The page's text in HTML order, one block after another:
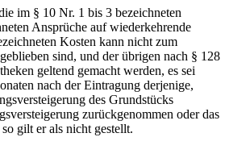
im § 10 Nr. 1 bis 3 bezeichneten
Ansprüche auf wiederkehrende
Kosten kann nicht zum
sind, und der übrigen nach § 128
geltend gemacht werden, es sei
nach der Eintragung derjenige,
des Grundstücks
zurückgenommen oder das
gilt er als nicht gestellt.